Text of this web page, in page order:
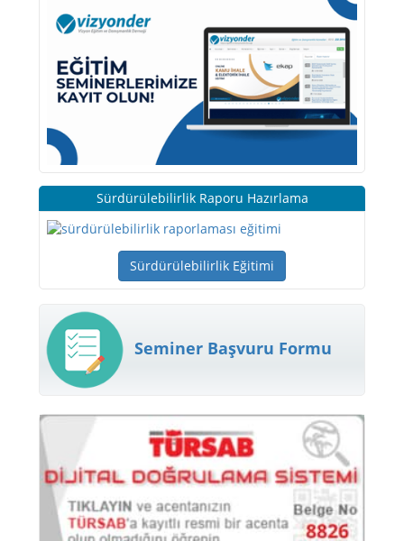
Sürdürülebilirlik Raporu Hazırlama
Sürdürülebilirlik Eğitimi
Seminer Başvuru Formu